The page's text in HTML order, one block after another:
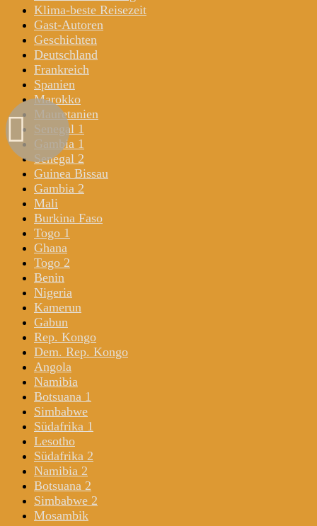
Klima-beste Reisezeit
Gast-Autoren
Geschichten
Deutschland
Frankreich
Spanien
Marokko
Mauretanien
Senegal 1
Gambia 1
Senegal 2
Guinea Bissau
Gambia 2
Mali
Burkina Faso
Togo 1
Ghana
Togo 2
Benin
Nigeria
Kamerun
Gabun
Rep. Kongo
Dem. Rep. Kongo
Angola
Namibia
Botsuana 1
Simbabwe
Südafrika 1
Lesotho
Südafrika 2
Namibia 2
Botsuana 2
Simbabwe 2
Mosambik